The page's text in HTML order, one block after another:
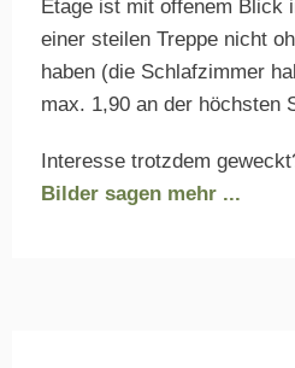
Etage ist mit offenem Blick
einer steilen Treppe nicht
haben (die Schlafzimmer
max. 1,90 an der höchsten
Interesse trotzdem
Bilder sagen mehr ...